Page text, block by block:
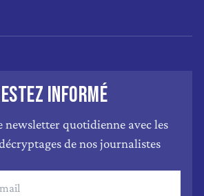
INFORMÉ
newsletter quotidienne avec les
de nos journalistes